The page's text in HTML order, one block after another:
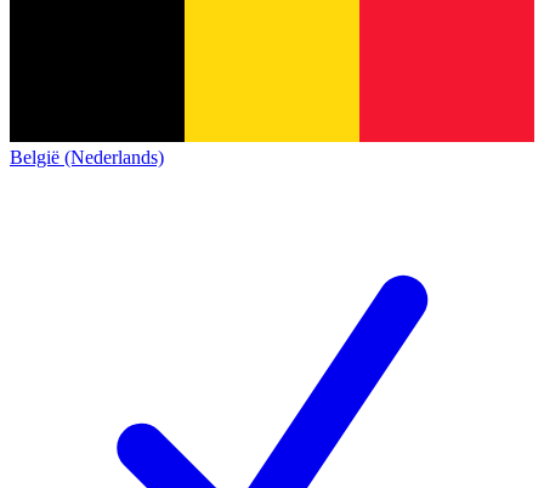
België (Nederlands)